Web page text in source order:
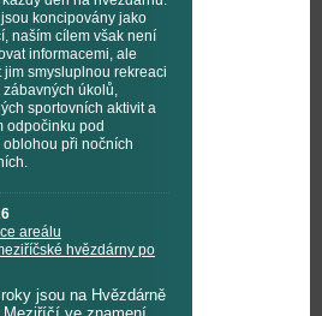
koncipovány jako
naším cílem však není
informacemi, ale
jim smysluplnou rekreaci
zábavných úkolů,
sportovních aktivit a
odpočinku pod
oblohou při nočních
areálu
hvězdárny po
jsou na Hvězdárně